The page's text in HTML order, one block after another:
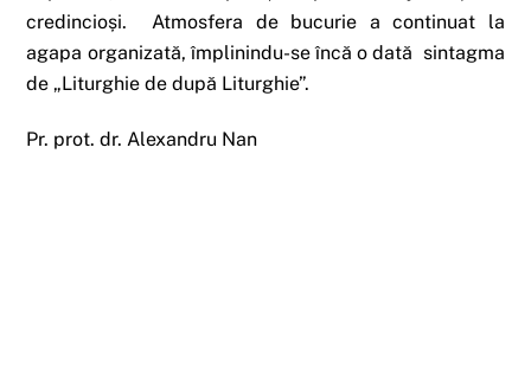
credincioși. Atmosfera de bucurie a continuat la
agapa organizată, împlinindu-se încă o dată sintagma
de „Liturghie de după Liturghie”.
Pr. prot. dr. Alexandru Nan